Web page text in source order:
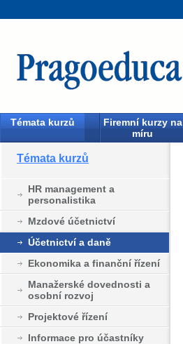
Témata kurzů
Firemní kurzy na
míru
Témata kurzů
HR management a
personalistika
Mzdové účetnictví
Účetnictví a daně
Ekonomika a finanční řízení
Manažerské dovednosti a
osobní rozvoj
Projektové řízení
Informace pro účastníky